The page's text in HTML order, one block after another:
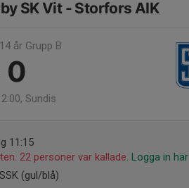
SK Vit - Storfors AIK
år Grupp B
0
Sundis
11:15
22 personer var kallade. Logga in här
(gul/blå)